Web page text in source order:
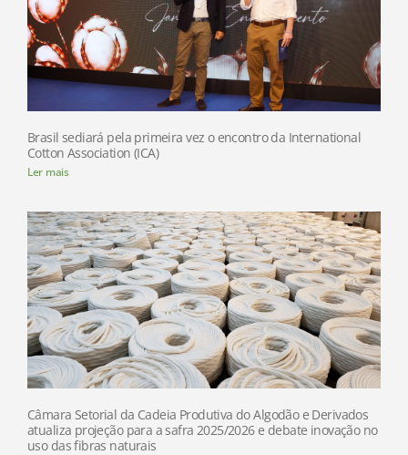
Brasil sediará pela primeira vez o encontro da International
Cotton Association (ICA)
Ler mais
Câmara Setorial da Cadeia Produtiva do Algodão e Derivados
atualiza projeção para a safra 2025/2026 e debate inovação no
uso das fibras naturais